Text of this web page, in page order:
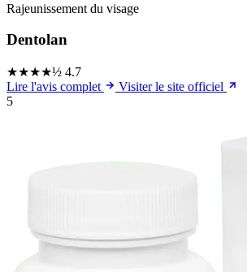
Rajeunissement du visage
Dentolan
★★★★½ 4.7
Lire l'avis complet
Visiter le site officiel
5